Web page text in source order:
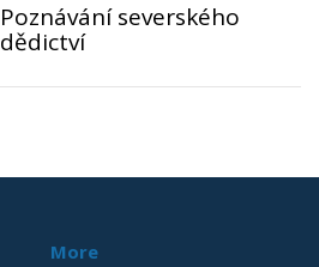
Poznávání severského
dědictví
More